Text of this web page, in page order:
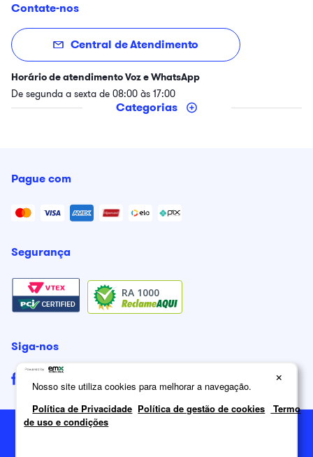
Contate-nos
Central de Atendimento
Horário de atendimento Voz e WhatsApp
De segunda a sexta de 08:00 às 17:00
Categorias
Pague com
Segurança
RA 1000
Siga-nos
×
Nosso site utiliza cookies para melhorar a navegação.
Política de Privacidade Política de gestão de cookies
Termo
de uso e condições